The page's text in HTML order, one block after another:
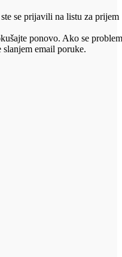
se prijavili na listu za prijem
ponovo. Ako se
email poruke.